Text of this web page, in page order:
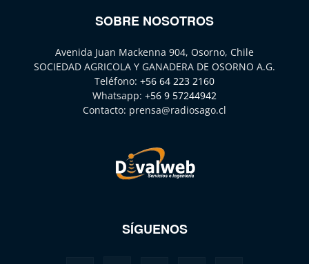
SOBRE NOSOTROS
Avenida Juan Mackenna 904, Osorno, Chile
SOCIEDAD AGRICOLA Y GANADERA DE OSORNO A.G.
Teléfono: +56 64 223 2160
Whatsapp: +56 9 57244942
Contacto: prensa@radiosago.cl
SÍGUENOS